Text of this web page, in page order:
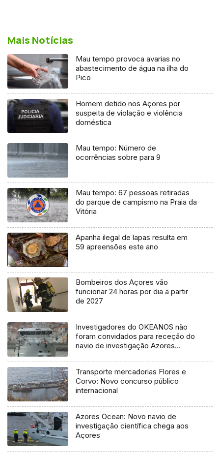
Mais Notícias
Mau tempo provoca avarias no
abastecimento de água na ilha do
Pico
Homem detido nos Açores por
suspeita de violação e violência
doméstica
Mau tempo: Número de
ocorrências sobre para 9
Mau tempo: 67 pessoas retiradas
do parque de campismo na Praia da
Vitória
Apanha ilegal de lapas resulta em
59 apreensões este ano
Bombeiros dos Açores vão
funcionar 24 horas por dia a partir
de 2027
Investigadores do OKEANOS não
foram convidados para receção do
navio de investigação Azores
Transporte mercadorias Flores e
Corvo: Novo concurso público
internacional
Azores Ocean: Novo navio de
investigação científica chega aos
Açores